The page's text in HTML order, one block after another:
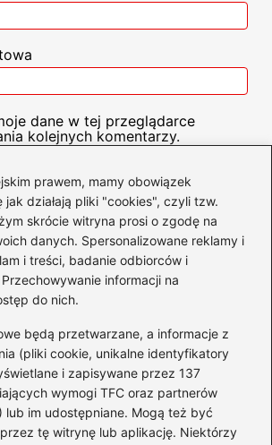
prawem, mamy obowiązek
jak działają pliki "cookies", czyli tzw.
skrócie witryna prosi o zgodę na
danych. Spersonalizowane reklamy i
i treści, badanie odbiorców i
Przechowywanie informacji na
do nich.
będą przetwarzane, a informacje z
(pliki cookie, unikalne identyfikatory
i zapisywane przez 137
wymogi TFC oraz partnerów
lub im udostępniane. Mogą też być
tę witrynę lub aplikację. Niektórzy
dane w tej przeglądarce
kolejnych komentarzy.
więcej